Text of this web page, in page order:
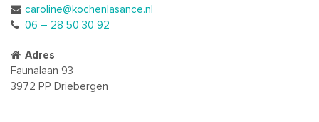
caroline@kochenlasance.nl
06 – 28 50 30 92
Adres
Faunalaan 93
3972 PP Driebergen